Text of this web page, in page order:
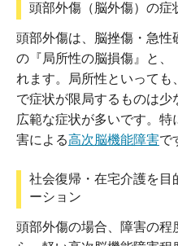
頭部外傷（脳外傷）の症
頭部外傷は、脳挫傷・急
の『局所性の脳損傷』と、
れます。局所性といって
で症状が限局するものは少
広範な症状が多いです。
害による高次脳機能障害で
社会復帰・在宅介護を目
ーション
頭部外傷の場合、障害の